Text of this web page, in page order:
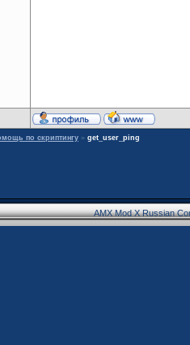
по скриптингу » get_user_ping
AMX Mod X Russian